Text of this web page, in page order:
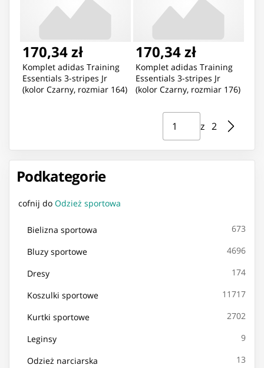
Podkategorie
cofnij do Odzież sportowa
Bielizna sportowa 673
Bluzy sportowe 4696
Dresy 174
Koszulki sportowe 11717
Kurtki sportowe 2702
Leginsy 9
Odzież narciarska 13
170,34 zł
Komplet adidas Training
Essentials 3-stripes Jr
(kolor Czarny, rozmiar 164)
170,34 zł
Komplet adidas Training
Essentials 3-stripes Jr
(kolor Czarny, rozmiar 176)
Strona ⁨1⁩ z ⁨2⁩
z ⁨2⁩
Przejdź do strony